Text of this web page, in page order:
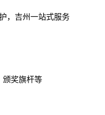
，吉州一站式服务
颁奖旗杆等